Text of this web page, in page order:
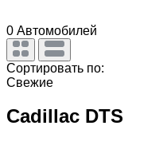
0 Автомобилей
Сортировать по:
Свежие
Cadillac DTS